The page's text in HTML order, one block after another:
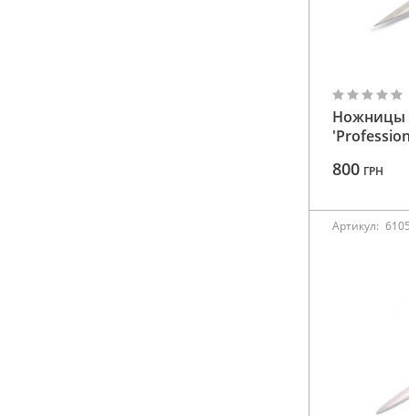
Ножницы
800 ГРН
Артикул: